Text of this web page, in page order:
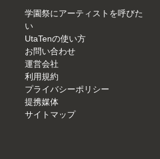
学園祭にアーティストを呼びた
い
UtaTenの使い方
お問い合わせ
運営会社
利用規約
プライバシーポリシー
提携媒体
サイトマップ